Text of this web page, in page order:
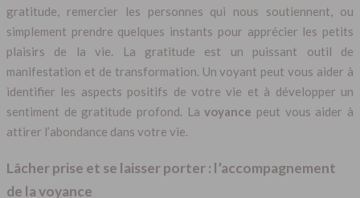
gratitude, remercier les personnes qui nous soutiennent, ou
simplement prendre quelques instants pour apprécier les petits
plaisirs de la vie. La gratitude est un puissant outil de
manifestation et de transformation. Un voyant peut vous aider à
identifier les aspects positifs de votre vie et à développer un
sentiment de gratitude profond. Lavoyance peut vous aider à
attirer l’abondance dans votre vie.
Lâcher prise et se laisser porter : l’accompagnement
de la voyance